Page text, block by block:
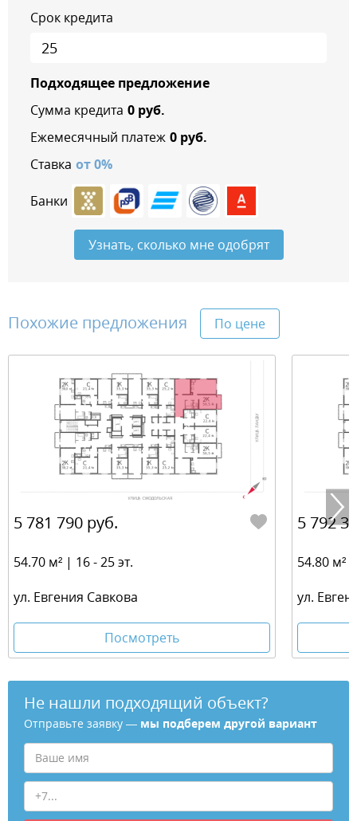
Срок кредита
Подходящее предложение
Сумма кредита 0руб.
Ежемесячный платеж 0руб.
Ставка от0%
Банки
Узнать, сколько мне одобрят
Похожие предложения По цене
5 781 790 руб.
54.70 м² | 16 - 25 эт.
ул. Евгения Савкова
Посмотреть
5 792
54.80 м²
ул.
Не нашли подходящий объект?
Отправьте заявку — мы подберем другой вариант